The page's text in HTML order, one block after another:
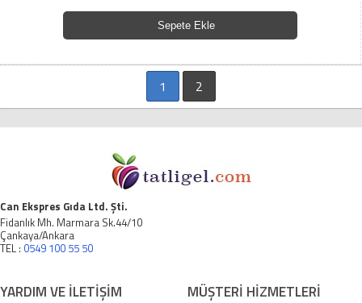
Sepete Ekle
1 2
Can Ekspres Gıda Ltd. Şti.
Fidanlık Mh. Marmara Sk.44/10
Çankaya/Ankara
TEL : 0549 100 55 50
YARDIM VE İLETİŞİM MÜŞTERİ HİZMETLERİ